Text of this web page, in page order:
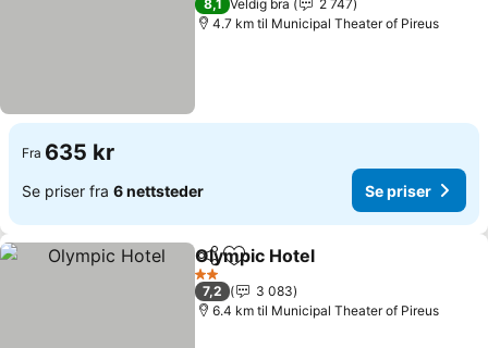
8,1 Veldig bra
2 747
4.7 km til Municipal Theater of Pireus
Fra 635 kr
Se priser fra 6 nettsteder Se priser
Del Legg til i favoritter
Olympic Hotel
2 Stjerner
7,2
3 083
6.4 km til Municipal Theater of Pireus